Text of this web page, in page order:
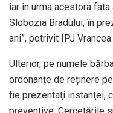
iar în urma acestora
Slobozia Bradului, în
ani”, potrivit IPJ Vrancea.
Ulterior, pe numele
ordonanțe de reținere
fie prezentaţi instanţei,
preventive. Cercetările